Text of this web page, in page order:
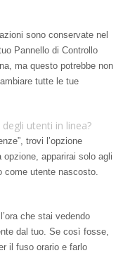
sono conservate nel
Pannello di Controllo
ma questo potrebbe non
tutte le tue
utenti in linea?
trovi l’opzione
opzione, apparirai solo agli
come utente nascosto.
che stai vedendo
dal tuo. Se così fosse,
il fuso orario e farlo